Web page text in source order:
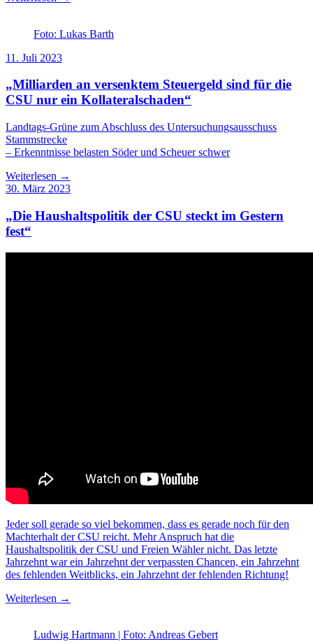
Foto: Lukas Barth
11. Juli 2023
„Milliarden an versenktem Steuergeld sind für die
CSU nur ein Kollateralschaden“
Landtags-Grüne zum Abschluss des Untersuchungsausschuss
Stammstrecke
– Erkenntnisse belasten Söder und Scheuer schwer
Weiterlesen →
30. März 2023
„Die Haushaltspolitik der CSU steckt im Gestern
fest“
Jeder soll gerade so viel bekommen, dass es gerade noch für den
Machterhalt der CSU reicht. Mehr Anspruch hat die
Haushaltspolitik der CSU und Freien Wähler nicht. Das letzte
Jahrzehnt war ein Jahrzehnt der verpassten Chancen, ein Jahrzehnt
des fehlenden Weitblicks, ein Jahrzehnt der fehlenden Richtung!
Weiterlesen →
Ludwig Hartmann | Foto: Andreas Gebert